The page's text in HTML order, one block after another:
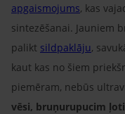
apgaismojums, kas
sintezēšanai. Jauniem
palikt sildpaklāju,
kaut kas no šiem
piemēram, nebūs
vēsi, bruņurupucim